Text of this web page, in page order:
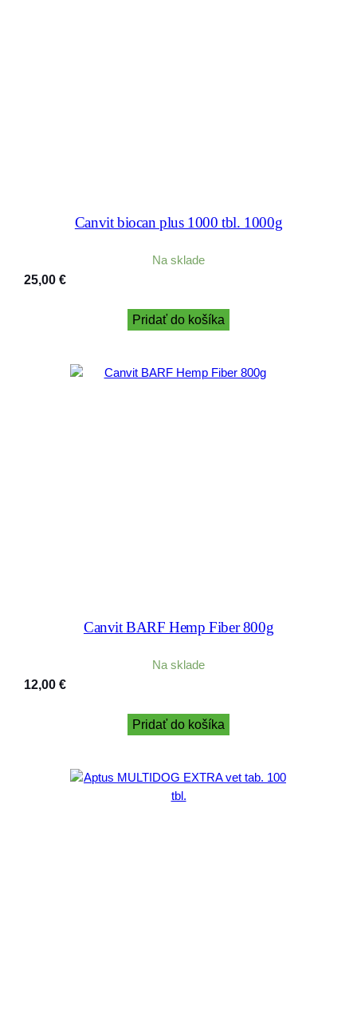
Canvit biocan plus 1000 tbl. 1000g
Na sklade
25,00 €
Pridať do košíka
Canvit BARF Hemp Fiber 800g
Na sklade
12,00 €
Pridať do košíka